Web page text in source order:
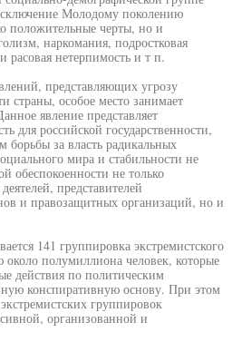
Молодому поколению
положительные черты, но и
наркомания, подростковая
расовая нетерпимость и т п.
представляющих угрозу
страны, особое место занимает
явление представляет
для российской государственности,
борьбы за власть радикальных
мира и стабильности не
обеспокоенности не только
представителей
и правозащитных организаций, но и
141 группировка экстремистского
полумиллиона человек, которые
действия по политическим
конспиративную основу. При этом
группировок
организованной и